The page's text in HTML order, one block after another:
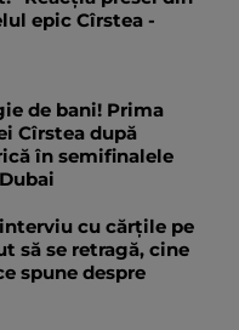
epic Cîrstea -
de bani! Prima
Cîrstea după
în semifinalele
cu cărțile pe
să se retragă, cine
spune despre